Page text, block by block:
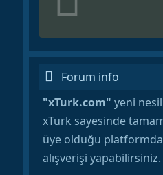
Forum info
"xTurk.com" yeni
xTurk sayesinde
üye olduğu
alışverişi yapabilirsiniz.